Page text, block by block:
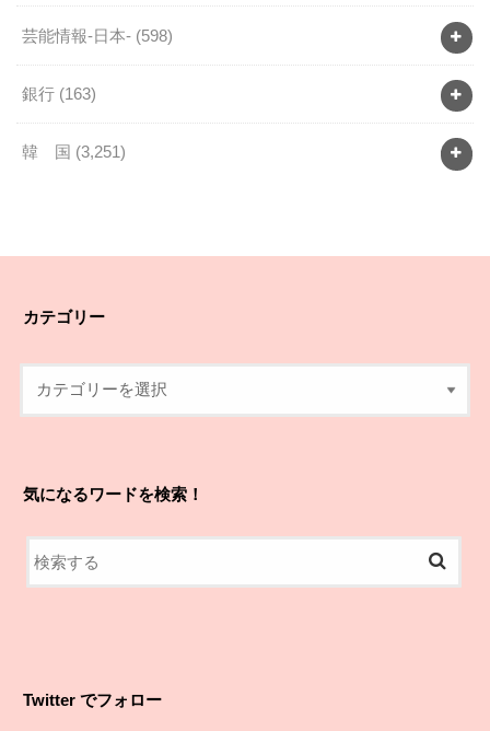
芸能情報-日本- (598)
銀行 (163)
韓 国 (3,251)
カテゴリー
気になるワードを検索！
Twitter でフォロー